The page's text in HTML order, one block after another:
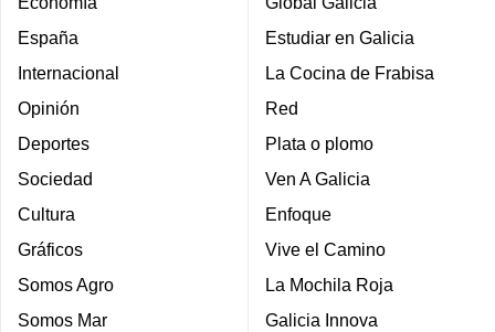
España
Internacional
Opinión
Deportes
Sociedad
Cultura
Gráficos
Somos Agro
Somos Mar
Estudiar en Galicia
La Cocina de Frabisa
Red
Plata o plomo
Ven A Galicia
Enfoque
Vive el Camino
La Mochila Roja
Galicia Innova